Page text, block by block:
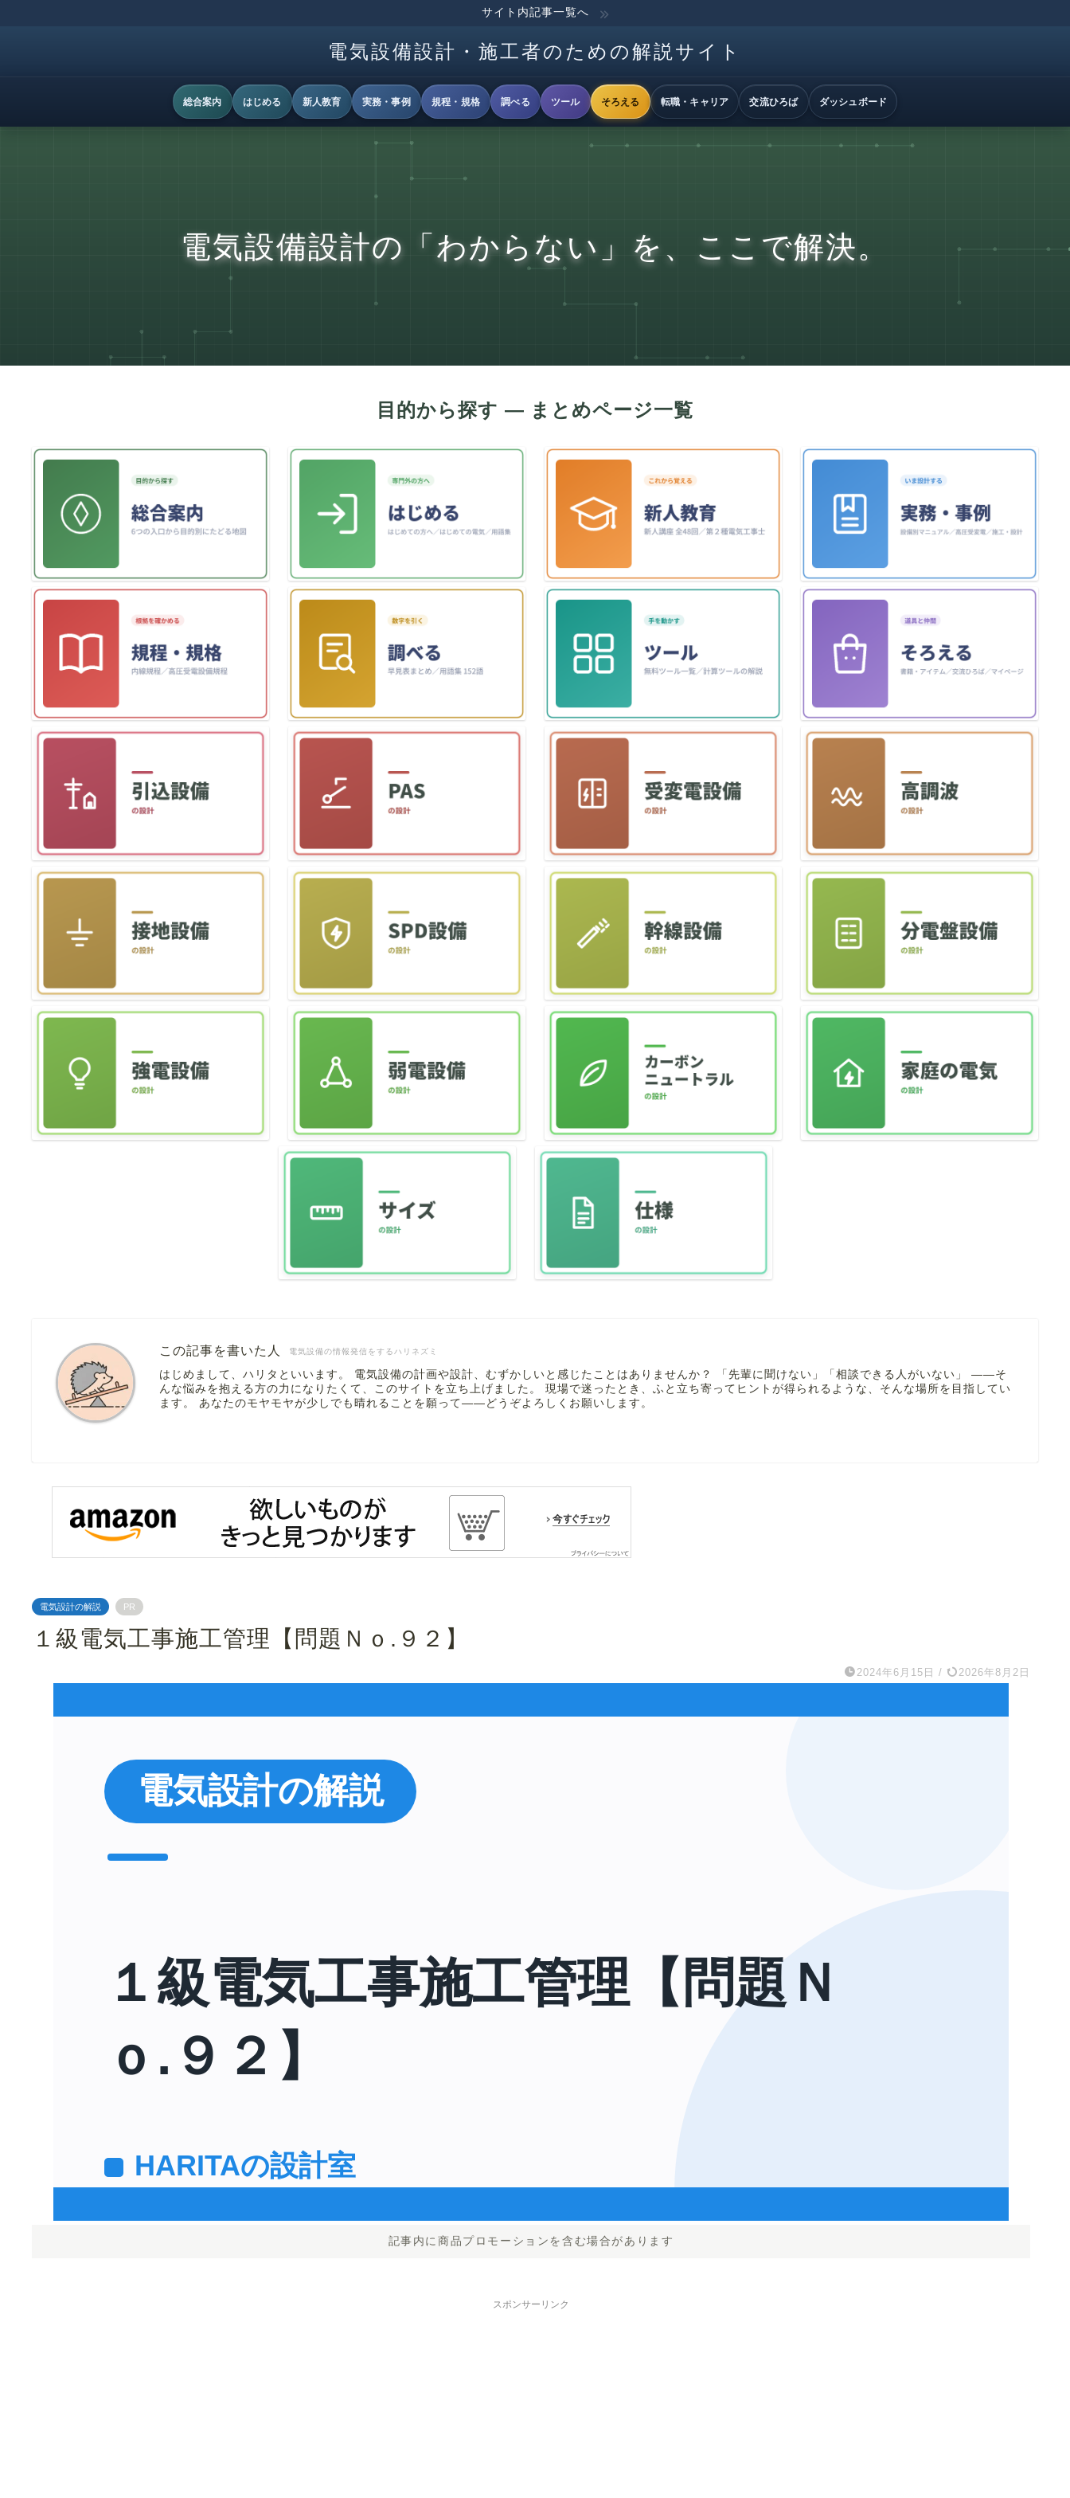
サイト内記事一覧へ
電気設備設計・施工者のための解説サイト
総合案内 はじめる 新人教育 実務・事例 規程・規格 調べる ツール そろえる 転職・キャリア 交流ひろば ダッシュボード
電気設備設計の「わからない」を、ここで解決。
電気設備の情報発信をするハリネズミ
この記事を書いた人
はじめまして、ハリタといいます。 電気設備の計画や設計、むずかしいと感じたことはありませんか？ 「先輩に聞けない」「相談できる人がいない」 ――そ
んな悩みを抱える方の力になりたくて、このサイトを立ち上げました。 現場で迷ったとき、ふと立ち寄ってヒントが得られるような、そんな場所を目指してい
ます。 あなたのモヤモヤが少しでも晴れることを願って――どうぞよろしくお願いします。
電気設計の解説 PR
１級電気工事施工管理【問題Ｎｏ.９２】
2024年6月15日 / 2026年8月2日
記事内に商品プロモーションを含む場合があります
スポンサーリンク